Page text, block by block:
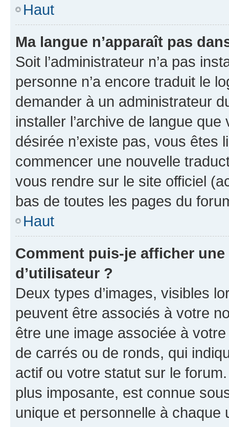
Haut
Ma langue n’apparaît pas
Soit l’administrateur n’a pas
personne n’a encore traduit le
demander à un administrateur
installer l’archive de langue
désirée n’existe pas, vous êtes
commencer une nouvelle
vous rendre sur le site officiel
bas de toutes les pages du
Haut
Comment puis-je afficher
d’utilisateur ?
Deux types d’images, visibles
peuvent être associés à votre
être une image associée à
de carrés ou de ronds, qui
actif ou votre statut sur le
plus imposante, est connue
unique et personnelle à chaque